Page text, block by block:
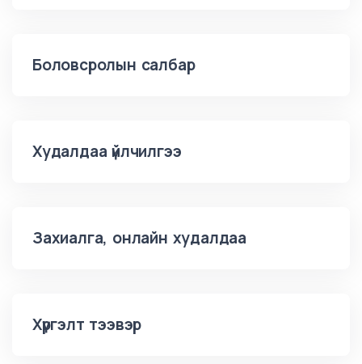
Боловсролын салбар
Худалдаа үйлчилгээ
Захиалга, онлайн худалдаа
Хүргэлт тээвэр